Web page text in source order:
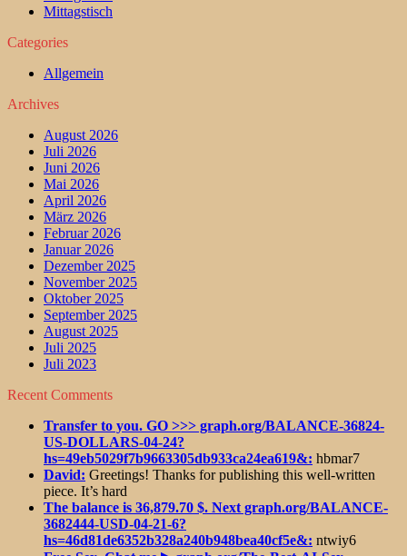
Mittagstisch
Categories
Allgemein
Archives
August 2026
Juli 2026
Juni 2026
Mai 2026
April 2026
März 2026
Februar 2026
Januar 2026
Dezember 2025
November 2025
Oktober 2025
September 2025
August 2025
Juli 2025
Juli 2023
Recent Comments
Transfer to you. GO >>> graph.org/BALANCE-36824-
US-DOLLARS-04-24?
hs=49eb5029f7b9663305db933ca24ea619&: hbmar7
David: Greetings! Thanks for publishing this well-written
piece. It’s hard
The balance is 36,879.70 $. Next graph.org/BALANCE-
3682444-USD-04-21-6?
hs=46d81de6352b328a240b948bea40cf5e&: ntwiy6